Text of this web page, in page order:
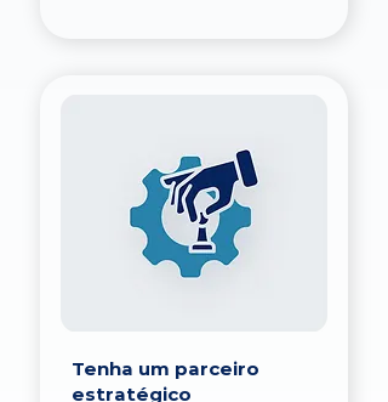
Tenha um parceiro
estratégico